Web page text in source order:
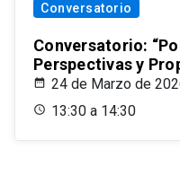
Conversatorio
Conversatorio:
Perspectivas y
24 de Marzo de
13:30 a 14:30